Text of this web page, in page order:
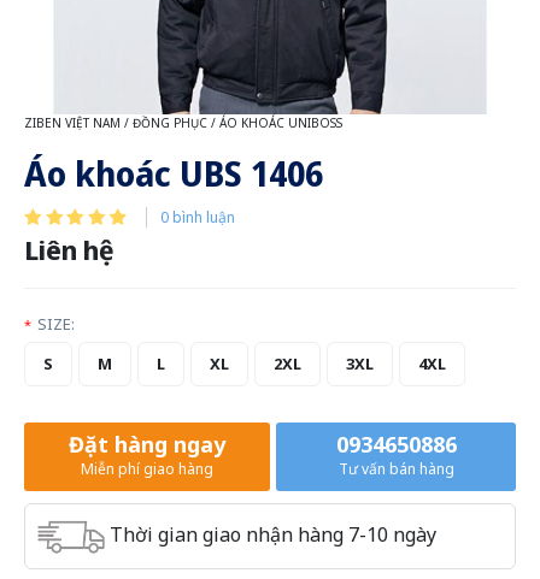
ZIBEN VIỆT NAM / ĐỒNG PHỤC / ÁO KHOÁC UNIBOSS
Áo khoác UBS 1406
0 bình luận
Liên hệ
* SIZE:
S
M L XL 2XL 3XL 4XL
Đặt hàng ngay
Miễn phí giao hàng
0934650886
Tư vấn bán hàng
Thời gian giao nhận hàng 7-10 ngày